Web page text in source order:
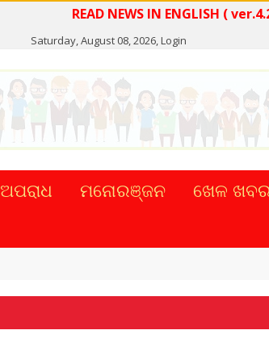
READ NEWS IN
Saturday, August 08, 2026,Login
ଅପରାଧ ମନୋରଞ୍ଜନ ଖେଳ